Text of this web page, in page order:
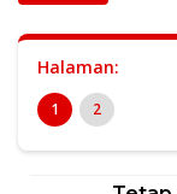
Halaman:
1 2